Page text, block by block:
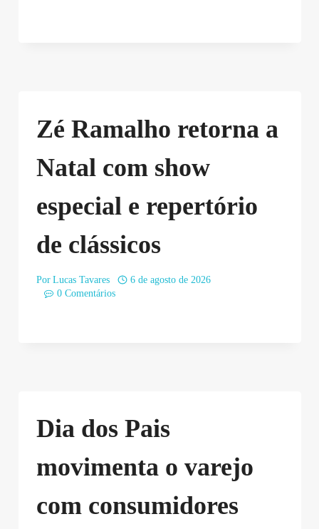
Zé Ramalho retorna a
Natal com show
especial e repertório
de clássicos
Por Lucas Tavares
6 de agosto de 2026
0 Comentários
Dia dos Pais
movimenta o varejo
com consumidores